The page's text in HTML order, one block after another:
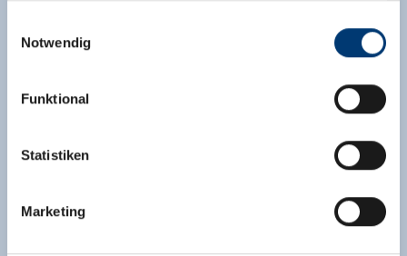
Rohr 23// A-6280 Zell am Ziller
www.zillertalarena.com
Notwendig
Funktional
Statistiken
Marketing